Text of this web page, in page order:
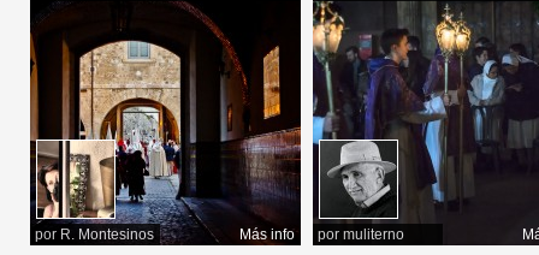
por R. Montesinos Más info por muliterno